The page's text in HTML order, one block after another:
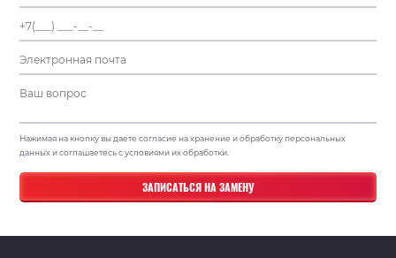
Нажимая на кнопку вы даете согласие на хранение и обработку персональных
данных и соглашаетесь с условиями их обработки.